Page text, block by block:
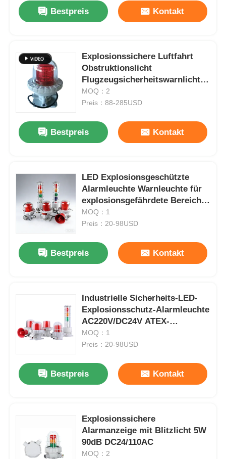
Produkte
Fabrik Tour
Qualitätskontrolle
Kontakt
Explosionssicheres Warnungs-Licht
explosionsgeschützter Ventilator
Bestpreis Kontakt
Explosionssichere Luftfahrt
Obstruktionslicht
Flugzeugsicherheitswarnlicht
Solar Explosionssichere
Turmlicht
MOQ：2
Preis：88-285USD
Bestpreis Kontakt
LED Explosionsgeschützte
Alarmleuchte Warnleuchte für
explosionsgefährdete Bereiche
12V/24V/110V/220V/380V
MOQ：1
Preis：20-98USD
Bestpreis Kontakt
Industrielle Sicherheits-LED-
Explosionsschutz-Alarmleuchte
AC220V/DC24V ATEX-
zertifiziert
MOQ：1
Preis：20-98USD
Bestpreis Kontakt
Explosionssichere
Alarmanzeige mit Blitzlicht 5W
90dB DC24/110AC
MOQ：2